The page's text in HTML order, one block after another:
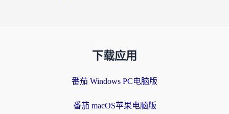
下载应用
番茄 Windows PC电脑版
番茄 macOS苹果电脑版